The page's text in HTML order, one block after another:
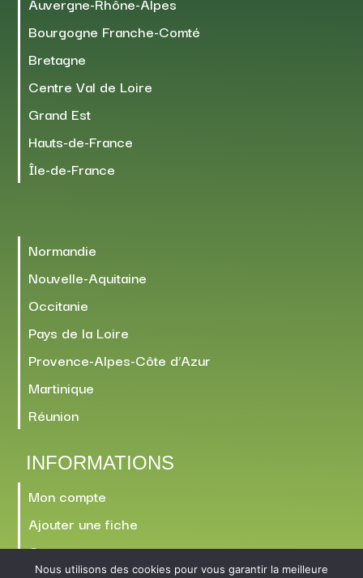
Bourgogne Franche-Comté
Bretagne
Centre Val de Loire
Grand Est
Hauts-de-France
Île-de-France
Normandie
Nouvelle-Aquitaine
Occitanie
Pays de la Loire
Provence-Alpes-Côte d’Azur
Martinique
Réunion
INFORMATIONS
Mon compte
Ajouter une fiche
Contact
Nous utilisons des cookies pour vous garantir la meilleure